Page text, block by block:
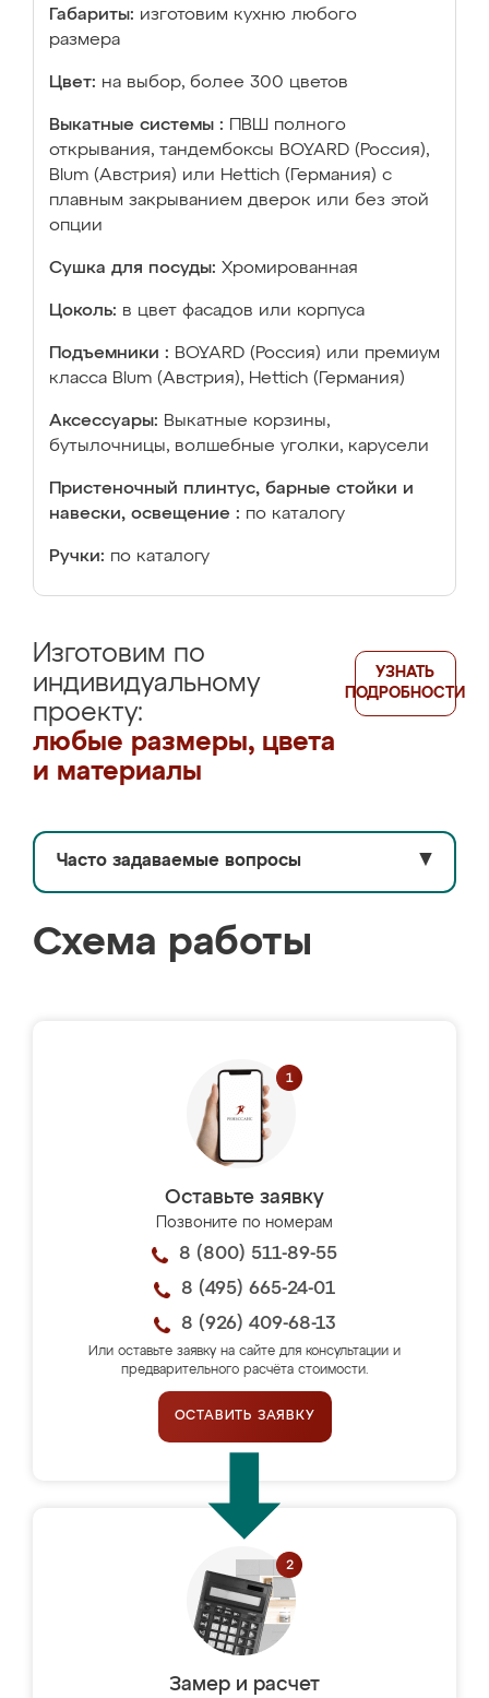
Габариты: изготовим кухню любого
размера
Цвет: на выбор, более 300 цветов
Выкатные системы :
ПВШ полного
открывания, тандембоксы BOYARD (Россия),
Blum (Австрия) или Hettich (Германия) с
плавным закрыванием дверок или без этой
опции
Сушка для посуды: Хромированная
Цоколь: в цвет фасадов или корпуса
Подъемники : BOYARD (Россия) или премиум
класса Blum (Австрия), Hettich (Германия)
Аксессуары: Выкатные корзины,
бутылочницы, волшебные уголки, карусели
Пристеночный плинтус, барные стойки и
навески, освещение : по каталогу
Ручки: по каталогу
Изготовим по
индивидуальному
проекту:
любые размеры, цвета
и материалы
УЗНАТЬ
ПОДРОБНОСТИ
Часто задаваемые вопросы ▼
Схема работы
Оставьте заявку
Позвоните по номерам
8 (800) 511-89-55
8 (495) 665-24-01
8 (926) 409-68-13
Или оставьте заявку на сайте для консультации и
предварительного расчёта стоимости.
ОСТАВИТЬ ЗАЯВКУ
Замер и расчет